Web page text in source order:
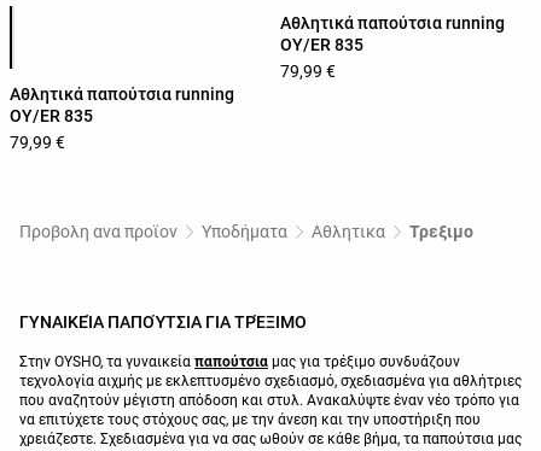
Λίστα χρωμάτων προϊόντος
Αθλητικά παπούτσια running
OY/ER 835
79,99 €
Αθλητικά παπούτσια running
OY/ER 835
79,99 €
Προβολη ανα προϊον Υποδήματα Αθλητικα Τρεξιμο
ΓΥΝΑΙΚΕΊΑ ΠΑΠΟΎΤΣΙΑ ΓΙΑ ΤΡΈΞΙΜΟ
Στην OYSHO, τα γυναικεία παπούτσια μας για τρέξιμο συνδυάζουν
τεχνολογία αιχμής με εκλεπτυσμένο σχεδιασμό, σχεδιασμένα για αθλήτριες
που αναζητούν μέγιστη απόδοση και στυλ. Ανακαλύψτε έναν νέο τρόπο για
να επιτύχετε τους στόχους σας, με την άνεση και την υποστήριξη που
χρειάζεστε. Σχεδιασμένα για να σας ωθούν σε κάθε βήμα, τα παπούτσια μας